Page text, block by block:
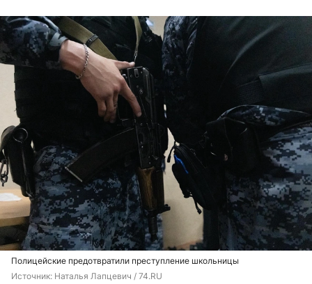
Полицейские предотвратили преступление школьницы
Источник: Наталья Лапцевич / 74.RU